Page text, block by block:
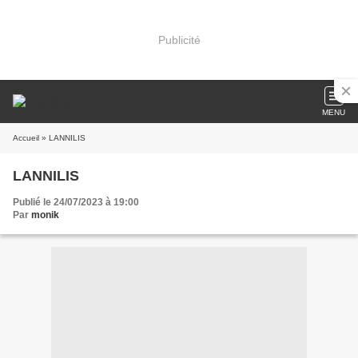
Publicité
MENU
Accueil » LANNILIS
LANNILIS
Publié le 24/07/2023 à 19:00
Par monik